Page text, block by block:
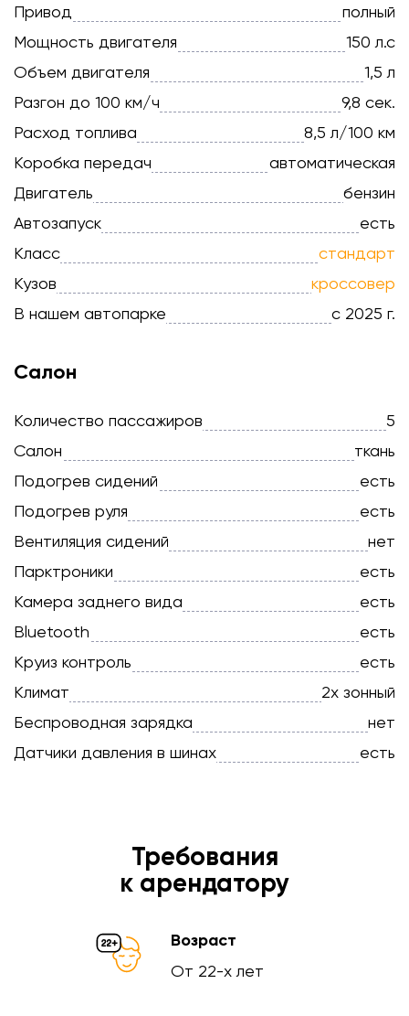
Привод
полный
Мощность двигателя
150 л.с
Объем двигателя
1,5 л
Разгон до 100 км/ч
9,8 сек.
Расход топлива
8,5 л/100 км
Коробка передач
автоматическая
Двигатель
бензин
Автозапуск
есть
Класс
стандарт
Кузов
кроссовер
В нашем автопарке
с 2025 г.
Салон
Количество пассажиров
5
Салон
ткань
Подогрев сидений
есть
Подогрев руля
есть
Вентиляция сидений
нет
Парктроники
есть
Камера заднего вида
есть
Bluetooth
есть
Круиз контроль
есть
Климат
2х зонный
Беспроводная зарядка
нет
Датчики давления в шинах
есть
Требования
к арендатору
Возраст
От 22-х лет